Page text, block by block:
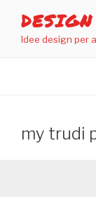
contenuto
Idee design per
my trudi